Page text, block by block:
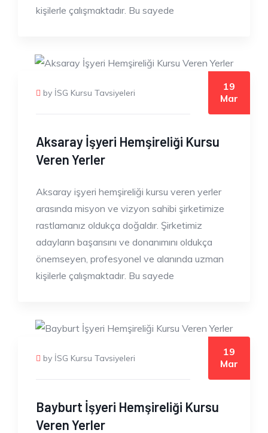
kişilerle çalışmaktadır. Bu sayede
by İSG Kursu Tavsiyeleri
19
Mar
Aksaray İşyeri Hemşireliği Kursu
Veren Yerler
Aksaray işyeri hemşireliği kursu veren yerler
arasında misyon ve vizyon sahibi şirketimize
rastlamanız oldukça doğaldır. Şirketimiz
adayların başarısını ve donanımını oldukça
önemseyen, profesyonel ve alanında uzman
kişilerle çalışmaktadır. Bu sayede
by İSG Kursu Tavsiyeleri
19
Mar
Bayburt İşyeri Hemşireliği Kursu
Veren Yerler